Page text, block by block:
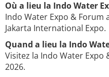
Où a lieu la Indo Water
Indo Water Expo & Forum
Jakarta International Expo.
Quand a lieu la Indo
Visitez la Indo Water Expo
2026.